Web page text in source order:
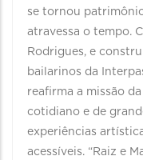
se tornou
atravessa o tempo.
Rodrigues, e
bailarinos da
reafirma a missão
cotidiano e de
experiências
acessíveis. “Raiz e